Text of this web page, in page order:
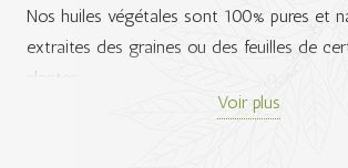
Nos huiles végétales sont 100% pures et
extraites des graines ou des feuilles de
plantes.
Ces huiles font partie de la culture humaine
Voir plus